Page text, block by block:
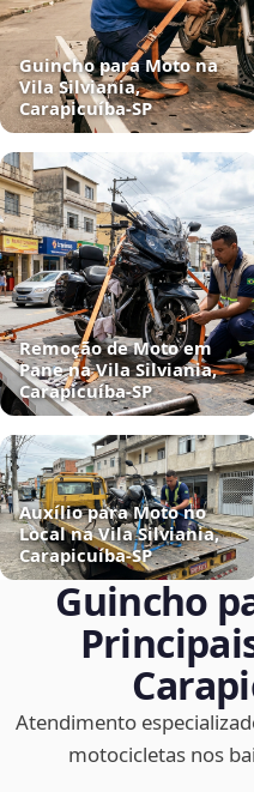
Guincho para Moto na
Vila Silviania,
Carapicuíba‑SP
Remoção de Moto em
Pane na Vila Silviania,
Carapicuíba‑SP
Auxílio para Moto no
Local na Vila Silviania,
Carapicuíba‑SP
Guincho
Atendimento
motocicletas nos